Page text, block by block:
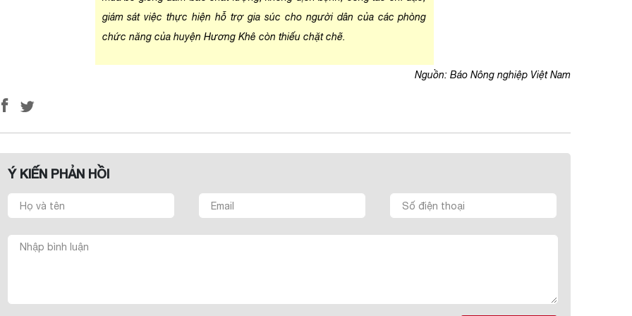
giám sát việc thực hiện hỗ trợ gia súc cho người dân của các phòng
chức năng của huyện Hương Khê còn thiếu chặt chẽ.
Nguồn: Báo Nông nghiệp Việt Nam
Ý KIẾN PHẢN HỒI